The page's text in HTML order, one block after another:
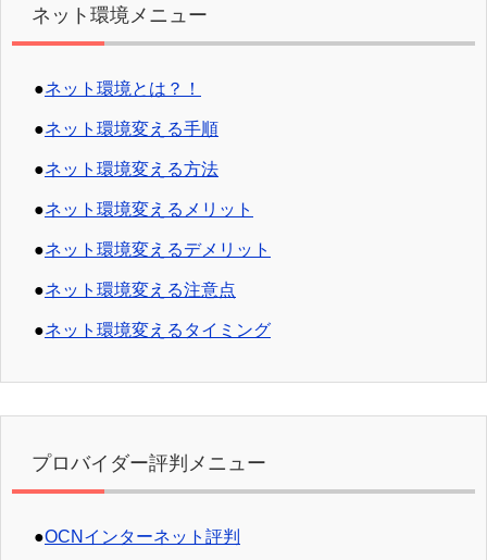
ネット環境メニュー
●ネット環境とは？！
●ネット環境変える手順
●ネット環境変える方法
●ネット環境変えるメリット
●ネット環境変えるデメリット
●ネット環境変える注意点
●ネット環境変えるタイミング
プロバイダー評判メニュー
●OCNインターネット評判